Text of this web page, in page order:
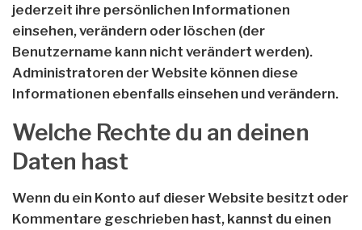
jederzeit ihre persönlichen Informationen
einsehen, verändern oder löschen (der
Benutzername kann nicht verändert werden).
Administratoren der Website können diese
Informationen ebenfalls einsehen und verändern.
Welche Rechte du an deinen
Daten hast
Wenn du ein Konto auf dieser Website besitzt oder
Kommentare geschrieben hast, kannst du einen